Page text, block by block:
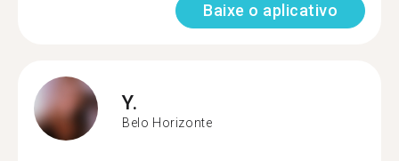
Baixe o aplicativo
Y.
Belo Horizonte